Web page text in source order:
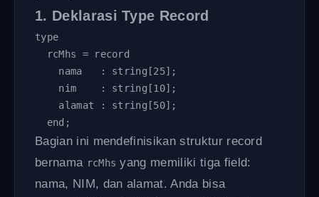
1. Deklarasi Type Record
type
  rcMhs = record
    nama   : string[25];
    nim    : string[10];
    alamat : string[50];
  end;
Bagian ini mendefinisikan struktur record
bernama rcMhs yang memiliki tiga field:
nama, NIM, dan alamat. Anda bisa